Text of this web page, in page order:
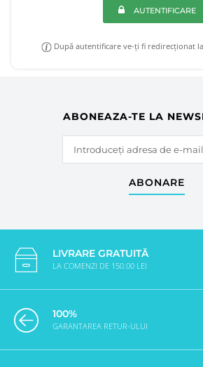
AUTENTIFICARE
După autentificare ve-ți fi redirecționat
ABONEAZA-TE LA
ABONARE
LIVRARE GRATUITĂ
LA COMENZI DE 150.00 LEI
100%
GARANTAREA RETUR-ULUI